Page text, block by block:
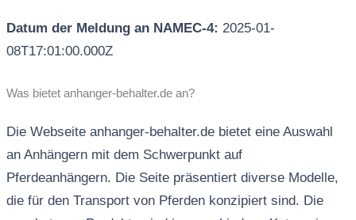
Datum der Meldung an NAMEC-4: 2025-01-
08T17:01:00.000Z
Was bietet anhanger-behalter.de an?
Die Webseite anhanger-behalter.de bietet eine Auswahl
an Anhängern mit dem Schwerpunkt auf
Pferdeanhängern. Die Seite präsentiert diverse Modelle,
die für den Transport von Pferden konzipiert sind. Die